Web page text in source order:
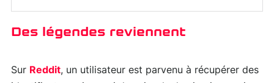
Des légendes reviennent
Sur Reddit, un utilisateur est parvenu à récupérer des